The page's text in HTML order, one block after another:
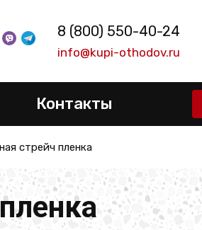
8 (800) 550-40-24
info@kupi-othodov.ru
Контакты
стрейч пленка